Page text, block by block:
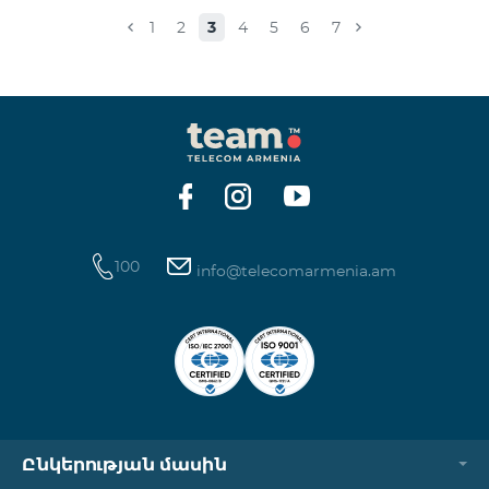
Իսակովի պողոտա 3/7 09:00-18:00 09:00-18:00
Ավանեսովի 8/1-2 10:00-23:00 09:00-18:00 09:00-18:00
Արշակունյաց պողոտա 34/3 09:00-18:00 10:00-23:00
10:00-23:00 Արտաշիսյան փողոց 85/14 09:00-18:00 0
1 2 3 4 5 6 7
100 info@telecomarmenia.am
Ընկերության մասին